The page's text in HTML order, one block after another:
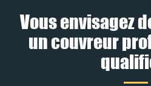
Vous envisagez
un couvreur